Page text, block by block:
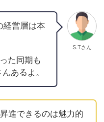
経営層は本
た同期も
あるよ。
S.Tさん
進できるのは魅力的